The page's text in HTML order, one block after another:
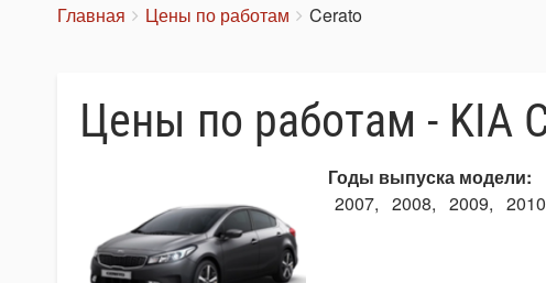
Строка
You
Главная Цены по работам Cerato
Цены по работам - KIA
Годы выпуска модели
2007
2008 2009 2010